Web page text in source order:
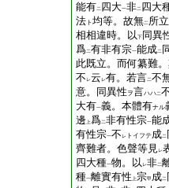
能有二 四大一非二 四大
法 ト 均等。故無二 所
相相違時。以下 同異
爲二有非有宗一能成二
此既立。而何纂難
不 レ云 レ有。若言二不
意。同異性 ヲ言ハハ二
大有一義。本體有ナル
邊
上爲二非有性宗一能
有性宗一不 レ トイフテ成二
齊難者。色聲等見レ
四大種一物。以 レ非二
種一離實有性 上宗甲 成二